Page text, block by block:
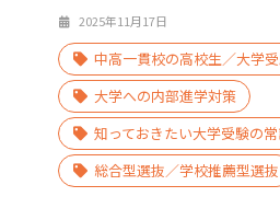
2025年11月17日
中高一貫校の高校生／大学
大学への内部進学対策
知っておきたい大学受験の
総合型選抜／学校推薦型選抜